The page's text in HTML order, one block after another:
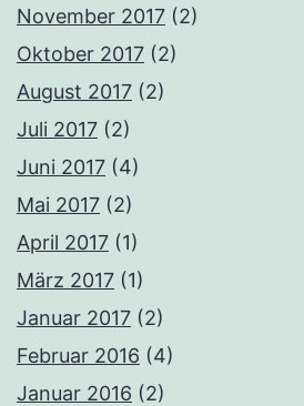
November 2017 (2)
Oktober 2017 (2)
August 2017 (2)
Juli 2017 (2)
Juni 2017 (4)
Mai 2017 (2)
April 2017 (1)
März 2017 (1)
Januar 2017 (2)
Februar 2016 (4)
Januar 2016 (2)